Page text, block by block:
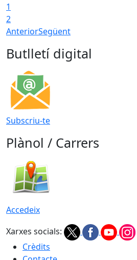
1
2
AnteriorSegüent
Butlletí digital
Subscriu-te
Plànol / Carrers
Accedeix
Xarxes socials:
Crèdits